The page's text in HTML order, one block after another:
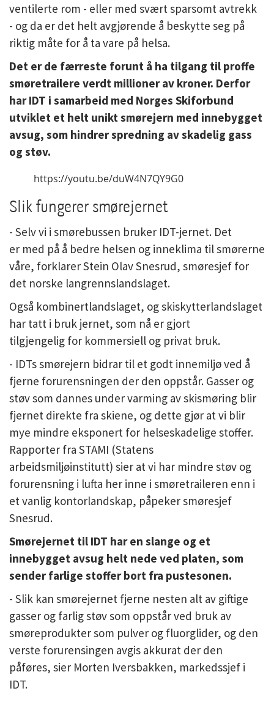
ventilerte rom - eller med svært sparsomt avtrekk
- og da er det helt avgjørende å beskytte seg på
riktig måte for å ta vare på helsa.
Det er de færreste forunt å ha tilgang til proffe
smøretrailere verdt millioner av kroner. Derfor
har IDT i samarbeid med Norges Skiforbund
utviklet et helt unikt smørejern med innebygget
avsug, som hindrer spredning av skadelig gass
og støv.
https://youtu.be/duW4N7QY9G0
Slik fungerer smørejernet
- Selv vi i smørebussen bruker IDT-jernet. Det
er med på å bedre helsen og inneklima til smørerne
våre, forklarer Stein Olav Snesrud, smøresjef for
det norske langrennslandslaget.
Også kombinertlandslaget, og skiskytterlandslaget
har tatt i bruk jernet, som nå er gjort
tilgjengelig for kommersiell og privat bruk.
- IDTs smørejern bidrar til et godt innemiljø ved å
fjerne forurensningen der den oppstår. Gasser og
støv som dannes under varming av skismøring blir
fjernet direkte fra skiene, og dette gjør at vi blir
mye mindre eksponert for helseskadelige stoffer.
Rapporter fra STAMI (Statens
arbeidsmiljøinstitutt) sier at vi har mindre støv og
forurensning i lufta her inne i smøretraileren enn i
et vanlig kontorlandskap, påpeker smøresjef
Snesrud.
Smørejernet til IDT har en slange og et
innebygget avsug helt nede ved platen, som
sender farlige stoffer bort fra pustesonen.
- Slik kan smørejernet fjerne nesten alt av giftige
gasser og farlig støv som oppstår ved bruk av
smøreprodukter som pulver og fluorglider, og den
verste forurensingen avgis akkurat der den
påføres, sier Morten Iversbakken, markedssjef i
IDT.